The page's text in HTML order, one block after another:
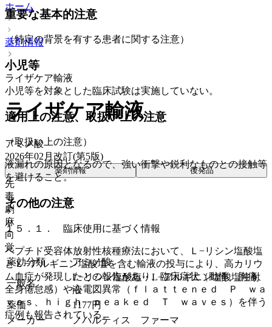
重要な基本的注意
（特定の背景を有する患者に関する注意）
小児等
小児等を対象とした臨床試験は実施していない。
適用上の注意、取扱い上の注意
（取扱い上の注意）
液漏れの原因となるので、強い衝撃や鋭利なものとの接触等
を避けること。
その他の注意
１５．１． 臨床使用に基づく情報
ペプチド受容体放射性核種療法において、Ｌ−リシン塩酸塩
とＬ−アルギニン塩酸塩を含む輸液の投与により、高カリウ
ム血症が発現したとの報告があり、臨床症状（動悸、胸痛、
全身倦怠感）や心電図異常（ｆｌａｔｔｅｎｅｄ Ｐ ｗａ
ｖｅｓ、ｈｉｇｈ ｐｅａｋｅｄ Ｔ ｗａｖｅｓ）を伴う
症例も報告されている。
ホーム
薬剤情報
ライザケア輸液
ライザケア輸液
アミノ酸
2026年02月改訂(第5版)
薬剤情報 後発品
先
毒
劇
麻
向
覚
薬効分類
アミノ酸
一般名
L−リシン塩酸塩・L−アルギニン塩酸塩注射
液
薬価
1177円
メーカー
ノバルティス ファーマ